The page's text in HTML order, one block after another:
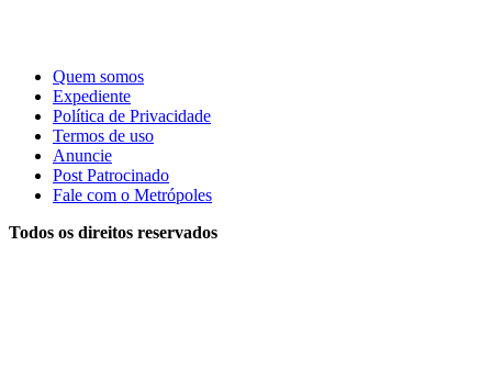
Quem somos
Expediente
Política de Privacidade
Termos de uso
Anuncie
Post Patrocinado
Fale com o Metrópoles
Todos os direitos reservados